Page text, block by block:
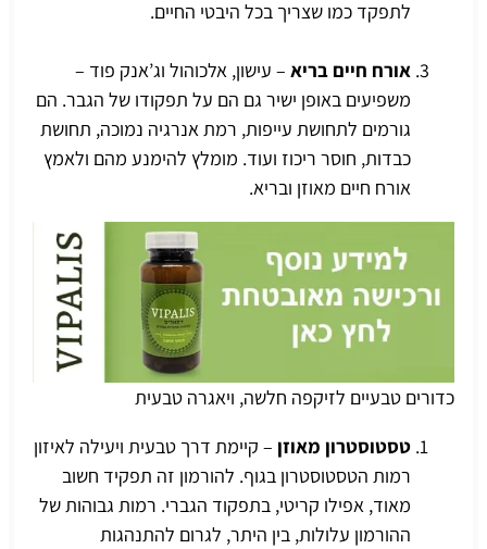
לתפקד כמו שצריך בכל היבטי החיים.
אורח חיים בריא– עישון, אלכוהול וג’אנק פוד –
משפיעים באופן ישיר גם הם על תפקודו של הגבר. הם
גורמים לתחושת עייפות, רמת אנרגיה נמוכה, תחושת
כבדות, חוסר ריכוז ועוד. מומלץ להימנע מהם ולאמץ
אורח חיים מאוזן ובריא.
כדורים טבעיים לזיקפה חלשה, ויאגרה טבעית
טסטוסטרון מאוזן – קיימת דרך טבעית ויעילה לאיזון
רמות הטסטוסטרון בגוף. להורמון זה תפקיד חשוב
מאוד, אפילו קריטי, בתפקוד הגברי. רמות גבוהות של
ההורמון עלולות, בין היתר, לגרום להתנהגות